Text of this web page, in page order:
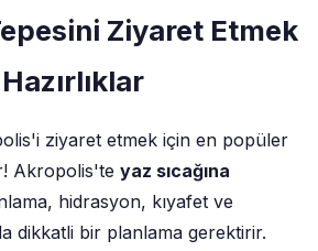
Ziyaret Etmek
ziyaret etmek için en popüler
Akropolis'te yaz sıcağına
hidrasyon, kıyafet ve
dikkatli bir planlama gerektirir.